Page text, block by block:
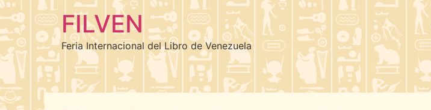
FILVEN
Feria Internacional del Libro de Venezuela